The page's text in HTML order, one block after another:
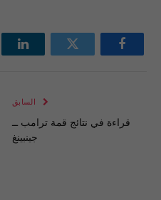
فيسبوك تويتر
السابق
قراءة في نتائج قمة ترامب ــ
جينبينغ